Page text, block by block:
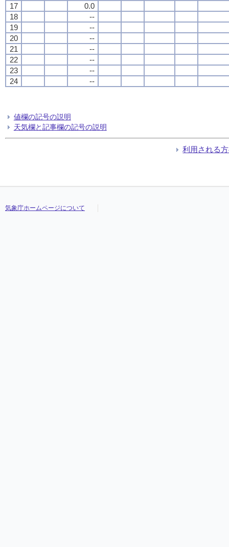
17
0.0
18
--
19
--
20
--
21
--
22
--
23
--
24
--
値欄の記号の説明
天気欄と記事欄の記号の説明
利用される
気象庁ホームページについて